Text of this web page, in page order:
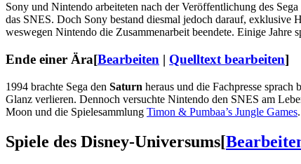
Sony und Nintendo arbeiteten nach der Veröffentlichung des
das SNES. Doch Sony bestand diesmal jedoch darauf,
weswegen Nintendo die Zusammenarbeit beendete. Einige Jahre
Ende einer Ära[Bearbeiten | Quelltext bearbeiten]
1994 brachte Sega den Saturn heraus und die Fachpresse
Glanz verlieren. Dennoch versuchte Nintendo den SNES am
Moon und die Spielesammlung Timon & Pumbaa’s Jungle Games
Spiele des Disney-Universums[